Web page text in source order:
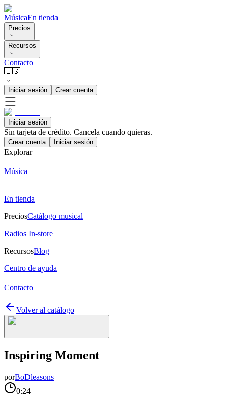
MúsicaEn tienda
Precios
Recursos
Contacto
🇪🇸
Iniciar sesión Crear cuenta
Iniciar sesión
Sin tarjeta de crédito. Cancela cuando quieras.
Crear cuenta Iniciar sesión
Explorar
Música
En tienda
PreciosCatálogo musical
Radios In-store
RecursosBlog
Centro de ayuda
Contacto
Volver al catálogo
Inspiring Moment
porBoDleasons
0:24